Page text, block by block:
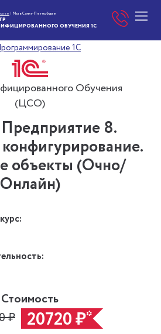
| Мы в Санкт-Петербурге
ОБУЧЕНИЯ 1С
1С
Обучения
(ЦСО)
8.
объекты (Очно/
Онлайн)
Стоимость
₽
20720 ₽*